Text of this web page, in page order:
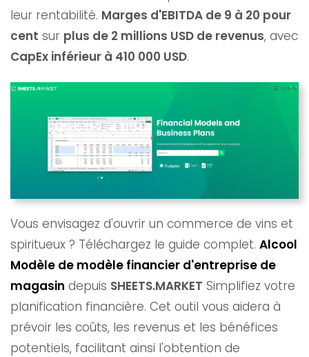
leur rentabilité. Marges d'EBITDA de 9 à 20 pour
cent sur plus de 2 millions USD de revenus, avec
CapEx inférieur à 410 000 USD.
Vous envisagez d'ouvrir un commerce de vins et
spiritueux ? Téléchargez le guide complet. Alcool
Modèle de modèle financier d'entreprise de
magasin depuis SHEETS.MARKET Simplifiez votre
planification financière. Cet outil vous aidera à
prévoir les coûts, les revenus et les bénéfices
potentiels, facilitant ainsi l'obtention de